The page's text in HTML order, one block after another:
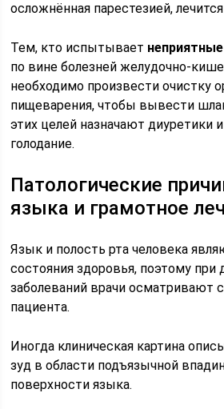
осложнённая парестезией,
Тем, кто испытывает
по вине болезней желудочно-
необходимо произвести очистку
пищеварения, чтобы вывести
этих целей назначают диуретики
голодание.
Патологические
языка и грамотное
Язык и полость рта человека
состояния здоровья, поэтому
заболеваний врачи осматривают
пациента.
Иногда клиническая картина
зуд в области подъязычной
поверхности языка.